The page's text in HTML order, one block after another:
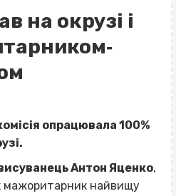
на окрузі і
опрацювала 100%
Антон Яценко,
мажоритарник найвищу